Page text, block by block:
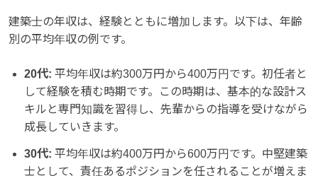
建築士の年収は、経験とともに増加します。以下は、年齢
別の平均年収の例です。
20代: 平均年収は約300万円から400万円です。初任者と
して経験を積む時期です。この時期は、基本的な設計ス
キルと専門知識を習得し、先輩からの指導を受けながら
成長していきます。
30代: 平均年収は約400万円から600万円です。中堅建築
士として、責任あるポジションを任されることが増えま